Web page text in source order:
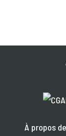
À propos